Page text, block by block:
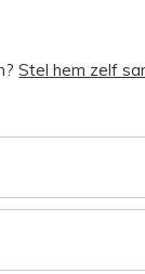
Stel hem zelf